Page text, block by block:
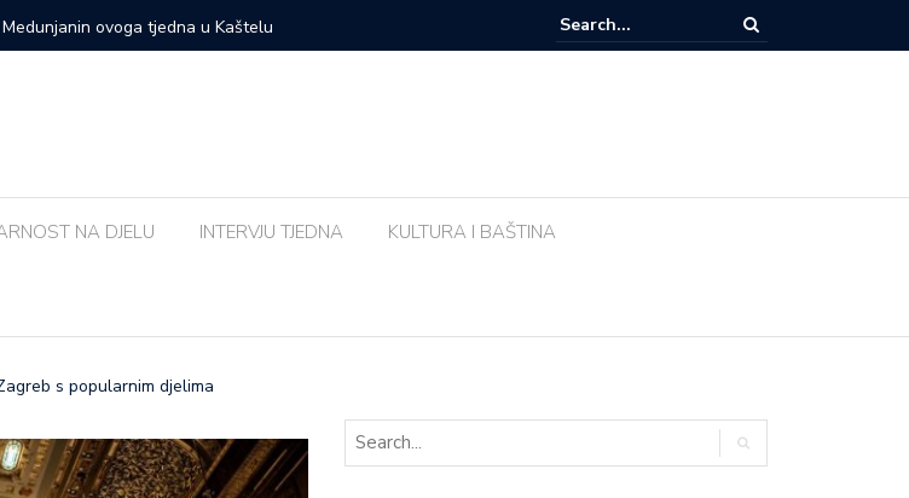
ovoga tjedna u Kaštelu
Susjedna zemlja sve popularnije odredište Amerikanaca u mirovini: Evo zašto
bolja od Meksika
NA DJELU INTERVJU TJEDNA KULTURA I BAŠTINA
s popularnim djelima